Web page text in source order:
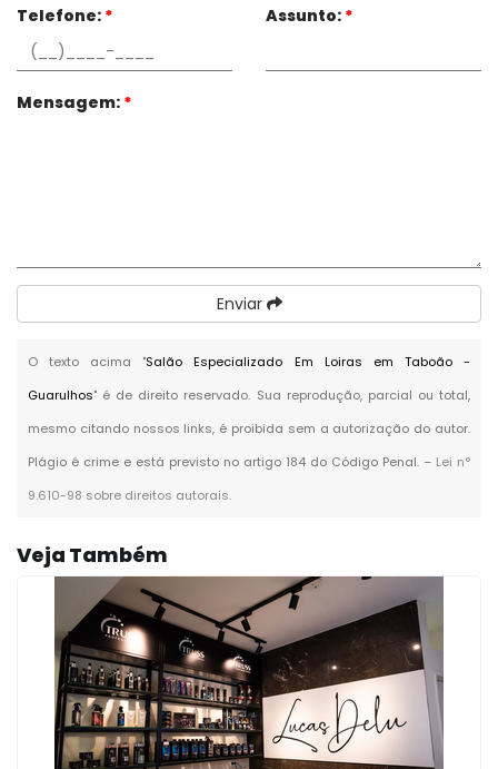
Telefone: * Assunto: *
Mensagem: *
Enviar
O texto acima "Salão Especializado Em Loiras em Taboão -
Guarulhos" é de direito reservado. Sua reprodução, parcial ou total,
mesmo citando nossos links, é proibida sem a autorização do autor.
Plágio é crime e está previsto no artigo 184 do Código Penal. – Lei n°
9.610-98 sobre direitos autorais.
Veja Também